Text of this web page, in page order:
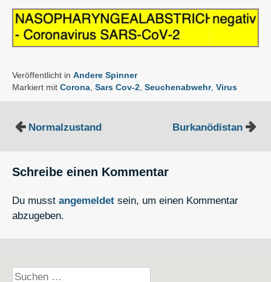
Veröffentlicht in Andere Spinner
Markiert mit Corona, Sars Cov-2, Seuchenabwehr, Virus
Beitragsnavigation
Normalzustand Burkanödistan
Schreibe einen Kommentar
Du musst angemeldet sein, um einen Kommentar
abzugeben.
Suchen